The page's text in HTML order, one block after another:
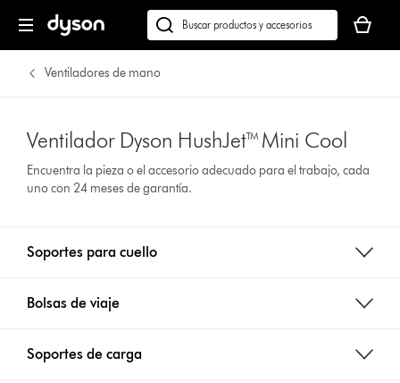
Buscar
en
dyson.es
cesta
está
Ventiladores de mano
Ventilador Dyson HushJet™ Mini Cool
Encuentra la pieza o el accesorio adecuado para el trabajo, cada
uno con 24 meses de garantía.
Soportes para cuello
Bolsas de viaje
Soportes de carga